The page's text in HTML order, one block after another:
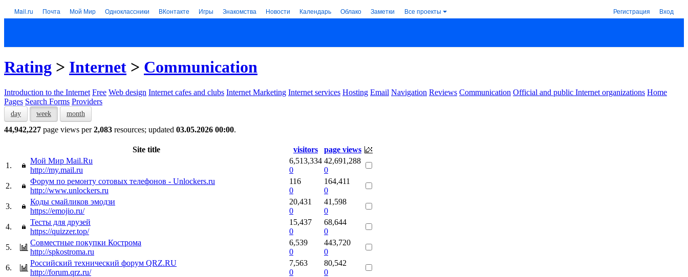
Mail.ru Почта Мой Мир Одноклассники ВКонтакте Игры Знакомства Новости Календарь Облако Заметки Все проекты Регистрация Вход
Rating > Internet > Communication
Introduction to the Internet Free Web design Internet cafes and clubs Internet Marketing Internet services Hosting Email Navigation Reviews Communication Official and public Internet organizations Home
Pages Search Forms Providers
day week month
44,942,227 page views per2,083 resources; updated 03.05.2026 00:00.
Site title visitors
page views
1.
Мой Мир Mail.Ru
http://my.mail.ru
6,513,334
0
42,691,288
0
2.
Форум по ремонту сотовых телефонов - Unlockers.ru
http://www.unlockers.ru
116
0
164,411
0
3.
Коды смайликов эмодзи
https://emojio.ru/
20,431
0
41,598
0
4.
Тесты для друзей
https://quizzer.top/
15,437
0
68,644
0
5.
Совместные покупки Кострома
http://spkostroma.ru
6,539
0
443,720
0
6.
Российский технический форум QRZ.RU
http://forum.qrz.ru/
7,563
0
80,542
0